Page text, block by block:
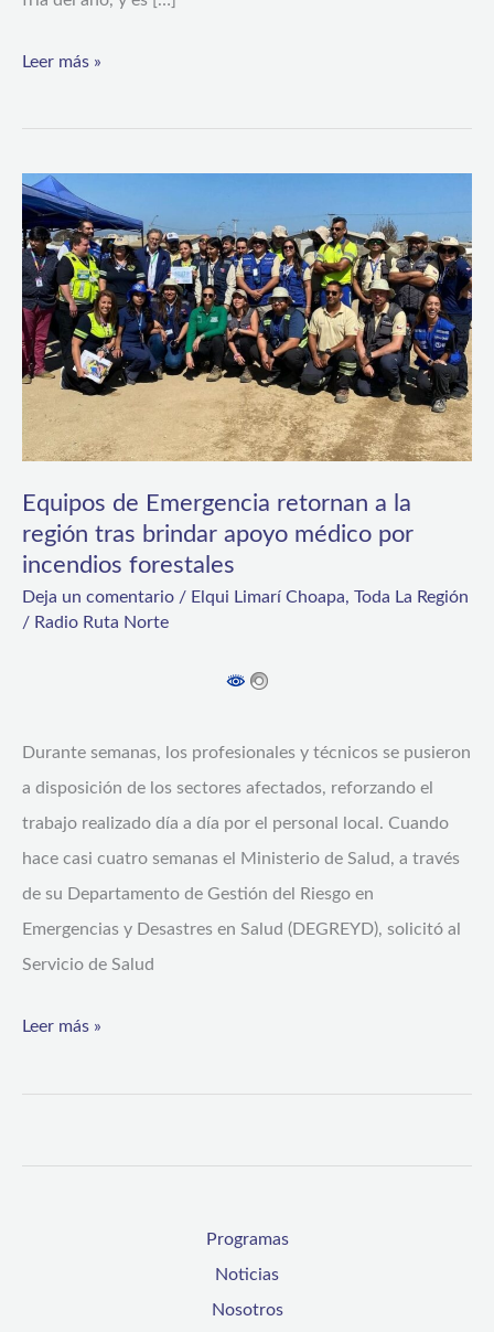
Leer más »
Equipos de Emergencia retornan a la
región tras brindar apoyo médico por
incendios forestales
Deja un comentario / Elqui Limarí Choapa, Toda La Región
/ Radio Ruta Norte
Durante semanas, los profesionales y técnicos se pusieron
a disposición de los sectores afectados, reforzando el
trabajo realizado día a día por el personal local. Cuando
hace casi cuatro semanas el Ministerio de Salud, a través
de su Departamento de Gestión del Riesgo en
Emergencias y Desastres en Salud (DEGREYD), solicitó al
Servicio de Salud
Equipos
de
Emergencia
retornan
a
la
región
apoyo
médico
por
incendios
Leer más »
Programas
Noticias
Nosotros